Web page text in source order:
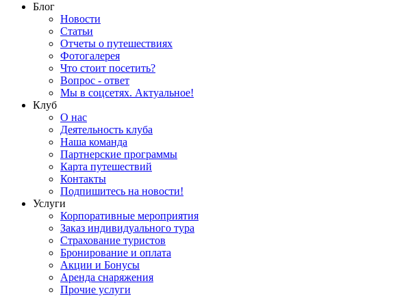
Блог
Новости
Статьи
Отчеты о путешествиях
Фотогалерея
Что стоит посетить?
Вопрос - ответ
Мы в соцсетях. Актуальное!
Клуб
О нас
Деятельность клуба
Наша команда
Партнерские программы
Карта путешествий
Контакты
Подпишитесь на новости!
Услуги
Корпоративные мероприятия
Заказ индивидуального тура
Страхование туристов
Бронирование и оплата
Акции и Бонусы
Аренда снаряжения
Прочие услуги